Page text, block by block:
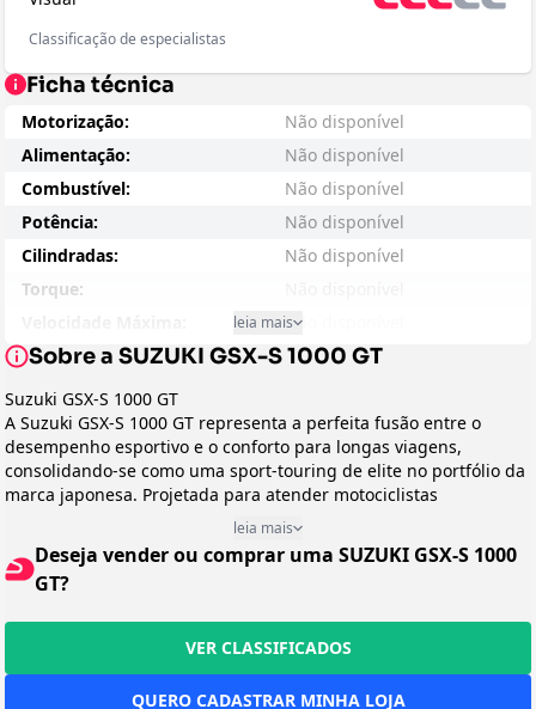
Classificação de especialistas
Ficha técnica
Motorização:
Não disponível
Alimentação:
Não disponível
Combustível:
Não disponível
Potência:
Não disponível
Cilindradas:
Não disponível
Torque:
Não disponível
Consumo - Cidade:
Não disponível
Consumo - Estrada:
Entre-eixos:
Não disponível
Peso:
Não disponível
Suspensão Dianteira:
Não disponível
Não disponível
Freio:
Não disponível
Preço Sugerido:
Arrefecimento:
Não disponível
Peso em Movimento:
Não disponível
Não disponível
leia mais
Sobre a SUZUKI GSX-S 1000 GT
Suzuki GSX-S 1000 GT
A Suzuki GSX-S 1000 GT representa a perfeita fusão entre o
desempenho esportivo e o conforto para longas viagens,
consolidando-se como uma sport-touring de elite no portfólio da
marca japonesa. Projetada para atender motociclistas
experientes que não abrem mão de adrenalina, mas precisam de
versatilidade para viagens de longa distância, a GSX-S 1000 GT
entrega o melhor dos dois mundos: a emoção de uma esportiva
com a praticidade e conforto necessários para percorrer grandes
Enquadrada na categoria Sport-Touring, a GSX-S 1000 GT
apresenta um design agressivo e aerodinâmico que não esconde
leia mais
Deseja vender ou comprar uma SUZUKI GSX-S 1000
GT?
VER CLASSIFICADOS
QUERO CADASTRAR MINHA LOJA